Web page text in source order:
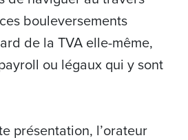
bouleversements
de la TVA elle-même,
ou légaux qui y sont
présentation, l’orateur